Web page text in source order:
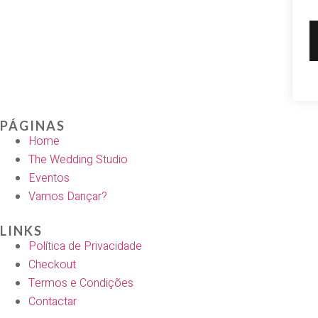
PÁGINAS
Home
The Wedding Studio
Eventos
Vamos Dançar?
LINKS
Política de Privacidade
Checkout
Termos e Condições
Contactar